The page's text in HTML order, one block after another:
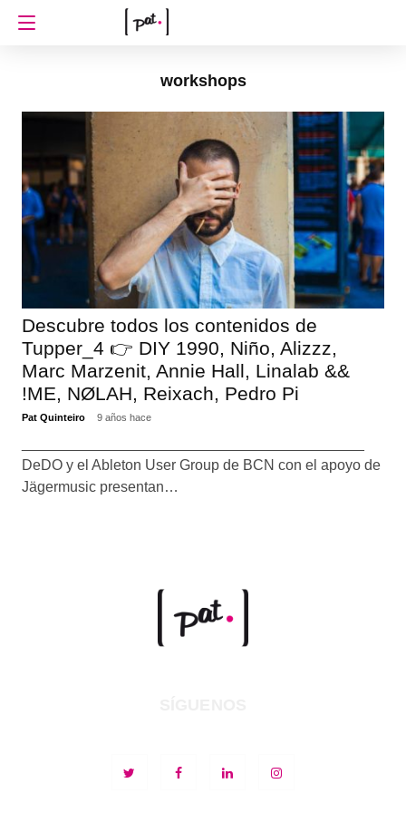
workshops
Descubre todos los contenidos de
Tupper_4 👉 DIY 1990, Niño, Alizzz,
Marc Marzenit, Annie Hall, Linalab &&
!ME, NØLAH, Reixach, Pedro Pi
Pat Quinteiro 9 años hace
DeDO y el Ableton User Group de BCN con el apoyo de
Jägermusic presentan…